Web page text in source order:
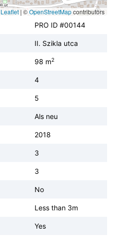
Leaflet | ©OpenStreetMapcontributors
PRO ID #00144
II. Szikla utca
98 m2
4
5
Als neu
2018
3
3
No
Less than 3m
Yes